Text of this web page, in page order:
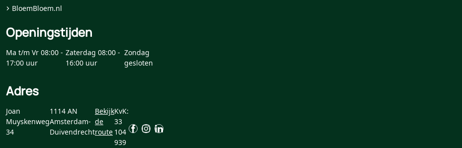
BloemBloem.nl
Openingstijden
Ma t/m Vr 08:00 -
17:00 uur
Zaterdag 08:00 -
16:00 uur
Zondag
gesloten
Adres
Joan
Muyskenweg
34
1114 AN
Amsterdam-
Duivendrecht
Bekijk
de
route
KvK:
33
104
939